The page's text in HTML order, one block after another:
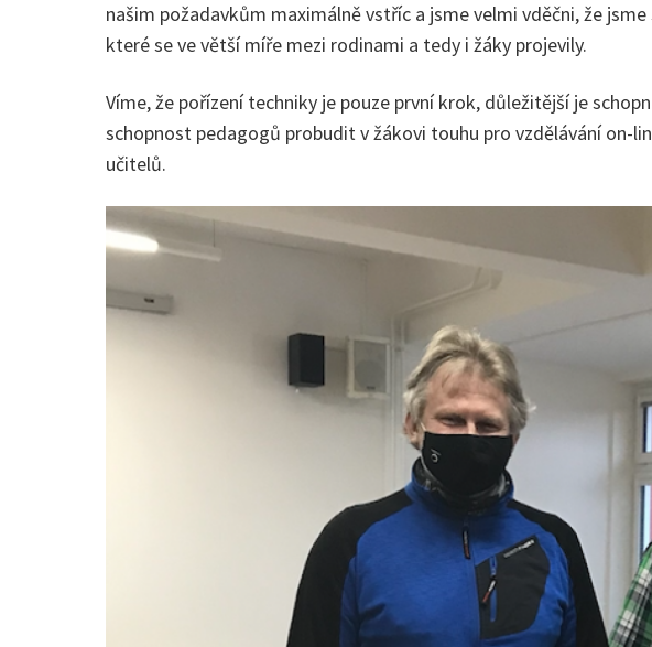
našim požadavkům maximálně vstříc a jsme velmi vděčni, že
které se ve větší míře mezi rodinami a tedy i žáky projevily.
Víme, že pořízení techniky je pouze první krok, důležitější je
schopnost pedagogů probudit v žákovi touhu pro vzdělávání on-
učitelů.